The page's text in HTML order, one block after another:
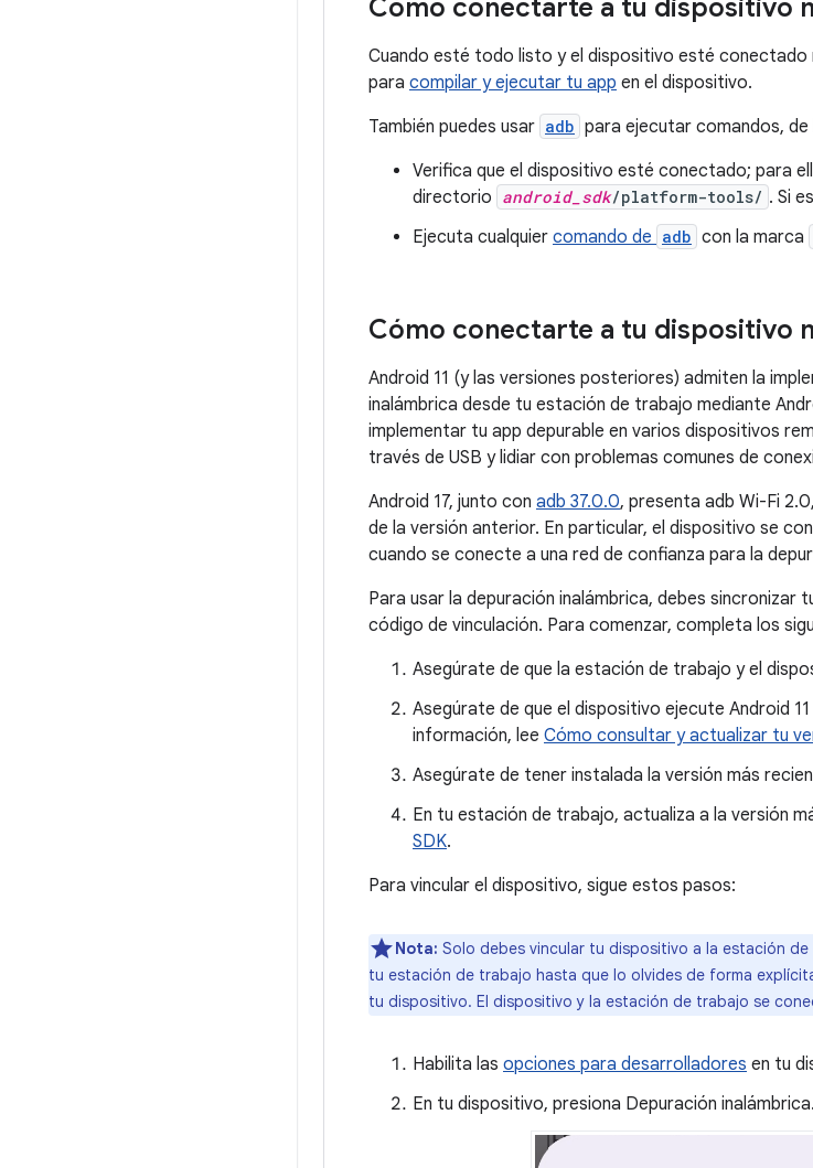
Cómo conectarte a tu dispositivo
Cuando esté todo listo y el dispositivo esté conectado
para compilar y ejecutar tu app en el dispositivo.
También puedes usar adb para ejecutar comandos, de
Verifica que el dispositivo esté conectado; para
directorio android_sdk/platform-tools/ . Si
Ejecuta cualquier comando de adb con la marca
Cómo conectarte a tu dispositivo
Android 11 (y las versiones posteriores) admiten la
inalámbrica desde tu estación de trabajo mediante
implementar tu app depurable en varios dispositivos
través de USB y lidiar con problemas comunes de
Android 17, junto con adb 37.0.0, presenta adb Wi-Fi
de la versión anterior. En particular, el dispositivo se
cuando se conecte a una red de confianza para la
Para usar la depuración inalámbrica, debes
código de vinculación. Para comenzar, completa los
Asegúrate de que la estación de trabajo y el
Asegúrate de que el dispositivo ejecute Android
información, lee Cómo consultar y actualizar tu
Asegúrate de tener instalada la versión más
En tu estación de trabajo, actualiza a la versión
SDK.
Para vincular el dispositivo, sigue estos pasos:
Nota: Solo debes vincular tu dispositivo a la estación
tu estación de trabajo hasta que lo olvides de forma
tu dispositivo. El dispositivo y la estación de trabajo se
Habilita las opciones para desarrolladores en tu
En tu dispositivo, presiona Depuración inalámbrica.